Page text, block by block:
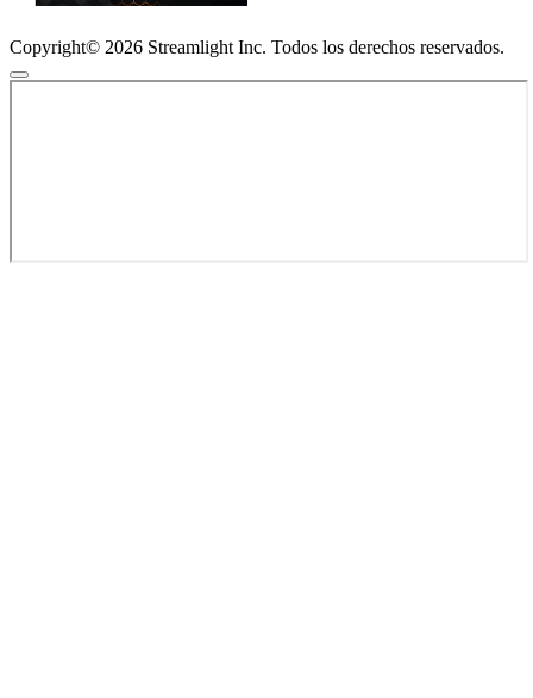
Copyright© 2026 Streamlight Inc. Todos los derechos reservados.